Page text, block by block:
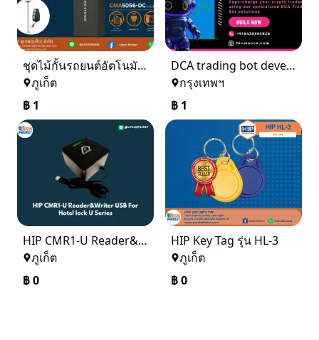
ชุดไม้กั้นรถยนต์อัตโนมัติ 1 ตู้ เข้า - ออก
ภูเก็ต
฿ 1
DCA trading bot development
กรุงเทพฯ
฿ 1
HIP CMR1-U Reader&Writer USB For Hotel lock U Series
ภูเก็ต
฿0
HIP Key Tag รุ่น HL-3
ภูเก็ต
฿0